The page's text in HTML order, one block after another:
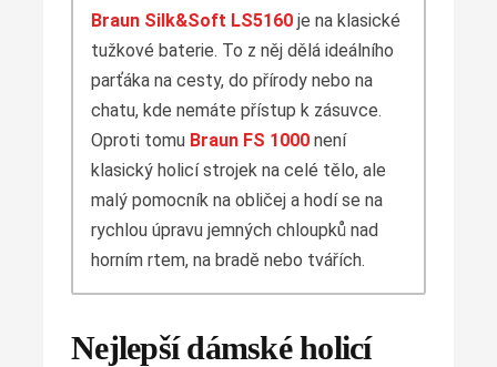
Braun Silk&Soft LS5160 je na klasické
tužkové baterie. To z něj dělá ideálního
parťáka na cesty, do přírody nebo na
chatu, kde nemáte přístup k zásuvce.
Oproti tomu Braun FS 1000 není
klasický holicí strojek na celé tělo, ale
malý pomocník na obličej a hodí se na
rychlou úpravu jemných chloupků nad
horním rtem, na bradě nebo tvářích.
Nejlepší dámské holicí